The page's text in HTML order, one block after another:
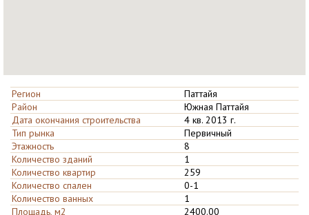
Регион
Паттайя
Район
Южная Паттайя
Дата окончания строительства
4 кв. 2013 г.
Тип рынка
Первичный
Этажность
8
Количество зданий
1
Количество квартир
259
Количество спален
0-1
Количество ванных
1
Площадь, м2
2400.00